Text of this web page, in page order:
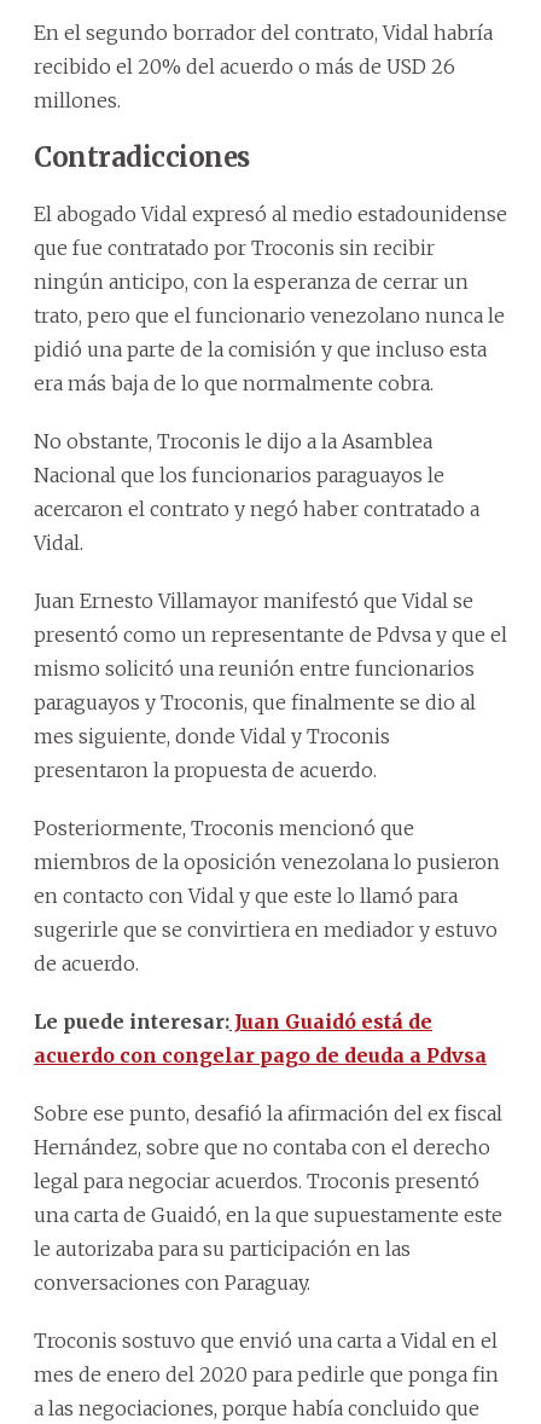
En el segundo borrador del contrato, Vidal habría
recibido el 20% del acuerdo o más de USD 26
millones.
Contradicciones
El abogado Vidal expresó al medio estadounidense
que fue contratado por Troconis sin recibir
ningún anticipo, con la esperanza de cerrar un
trato, pero que el funcionario venezolano nunca le
pidió una parte de la comisión y que incluso esta
era más baja de lo que normalmente cobra.
No obstante, Troconis le dijo a la Asamblea
Nacional que los funcionarios paraguayos le
acercaron el contrato y negó haber contratado a
Vidal.
Juan Ernesto Villamayor manifestó que Vidal se
presentó como un representante de Pdvsa y que el
mismo solicitó una reunión entre funcionarios
paraguayos y Troconis, que finalmente se dio al
mes siguiente, donde Vidal y Troconis
presentaron la propuesta de acuerdo.
Posteriormente, Troconis mencionó que
miembros de la oposición venezolana lo pusieron
en contacto con Vidal y que este lo llamó para
sugerirle que se convirtiera en mediador y estuvo
de acuerdo.
Le puede interesar: Juan Guaidó está de
acuerdo con congelar pago de deuda a Pdvsa
Sobre ese punto, desafió la afirmación del ex fiscal
Hernández, sobre que no contaba con el derecho
legal para negociar acuerdos. Troconis presentó
una carta de Guaidó, en la que supuestamente este
le autorizaba para su participación en las
conversaciones con Paraguay.
Troconis sostuvo que envió una carta a Vidal en el
mes de enero del 2020 para pedirle que ponga fin
a las negociaciones, porque había concluido que